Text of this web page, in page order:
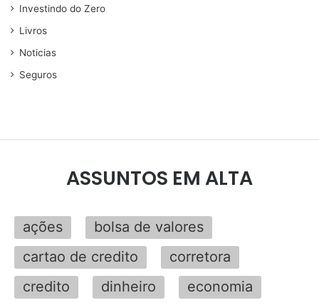
Investindo do Zero
Livros
Noticias
Seguros
ASSUNTOS EM ALTA
ações
bolsa de valores
cartao de credito
corretora
credito
dinheiro
economia